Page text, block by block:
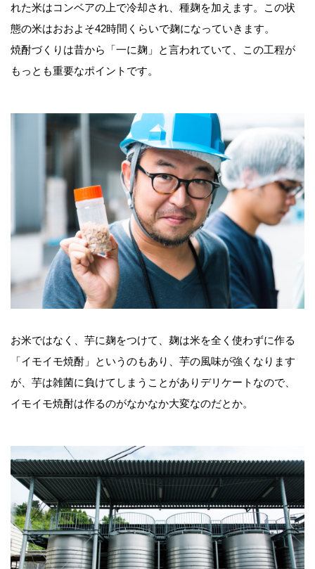
れた米はコンベアの上で冷却され、種麹を加えます。この状
態の米はおおよそ42時間くらいで麹になっていきます。
焼酎づくりは昔から「一に麹」と言われていて、この工程が
もっとも重要なポイントです。
お米ではなく、芋に麹をつけて、麹は米を全く使わずに作る
「イモイモ焼酎」というのもあり、芋の風味が強くなります
が、芋は雑菌に負けてしまうことがありデリケートなので、
イモイモ焼酎は作るのがなかなか大変なのだとか。